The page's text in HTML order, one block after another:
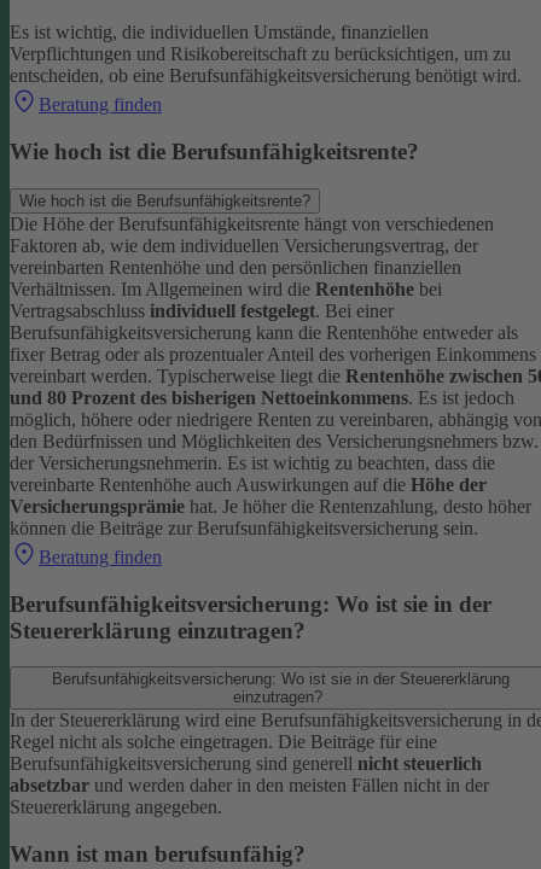
Es ist wichtig, die individuellen Umstände, finanziellen
Verpflichtungen und Risikobereitschaft zu berücksichtigen, um zu
entscheiden, ob eine Berufsunfähigkeitsversicherung benötigt wird.
Beratung finden
Wie hoch ist die Berufsunfähigkeitsrente?
Wie hoch ist die Berufsunfähigkeitsrente?
Die Höhe der Berufsunfähigkeitsrente hängt von verschiedenen
Faktoren ab, wie dem individuellen Versicherungsvertrag, der
vereinbarten Rentenhöhe und den persönlichen finanziellen
Verhältnissen. Im Allgemeinen wird die Rentenhöhe bei
Vertragsabschluss individuell festgelegt. Bei einer
Berufsunfähigkeitsversicherung kann die Rentenhöhe entweder als
fixer Betrag oder als prozentualer Anteil des vorherigen Einkommens
vereinbart werden. Typischerweise liegt die Rentenhöhe zwischen
und 80 Prozent des bisherigen Nettoeinkommens. Es ist jedoch
möglich, höhere oder niedrigere Renten zu vereinbaren, abhängig von
den Bedürfnissen und Möglichkeiten des Versicherungsnehmers bzw.
der Versicherungsnehmerin. Es ist wichtig zu beachten, dass die
vereinbarte Rentenhöhe auch Auswirkungen auf die Höhe der
Versicherungsprämie hat. Je höher die Rentenzahlung, desto höher
können die Beiträge zur Berufsunfähigkeitsversicherung sein.
Beratung finden
Berufsunfähigkeitsversicherung: Wo ist sie in der
Steuererklärung einzutragen?
Berufsunfähigkeitsversicherung: Wo ist sie in der Steuererklärung
einzutragen?
In der Steuererklärung wird eine Berufsunfähigkeitsversicherung in
Regel nicht als solche eingetragen. Die Beiträge für eine
Berufsunfähigkeitsversicherung sind generell nicht steuerlich
absetzbar und werden daher in den meisten Fällen nicht in der
Steuererklärung angegeben.
Wann ist man berufsunfähig?